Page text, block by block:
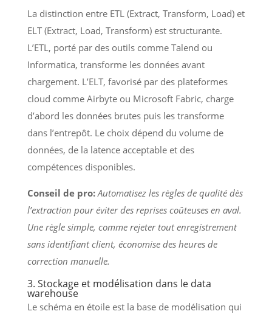
La distinction entre ETL (Extract, Transform, Load) et
ELT (Extract, Load, Transform) est structurante.
L’ETL, porté par des outils comme Talend ou
Informatica, transforme les données avant
chargement. L’ELT, favorisé par des plateformes
cloud comme Airbyte ou Microsoft Fabric, charge
d’abord les données brutes puis les transforme
dans l’entrepôt. Le choix dépend du volume de
données, de la latence acceptable et des
compétences disponibles.
Conseil de pro: Automatisez les règles de qualité dès
l’extraction pour éviter des reprises coûteuses en aval.
Une règle simple, comme rejeter tout enregistrement
sans identifiant client, économise des heures de
correction manuelle.
3. Stockage et modélisation dans le data
warehouse
Le schéma en étoile est la base de modélisation qui